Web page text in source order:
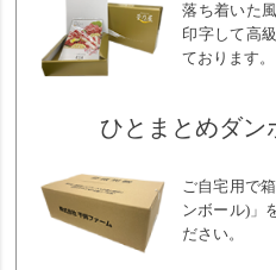
落ち着いた
印字して高
ております。
ひとまとめダン
ご自宅用で
ンボール)」
ださい。